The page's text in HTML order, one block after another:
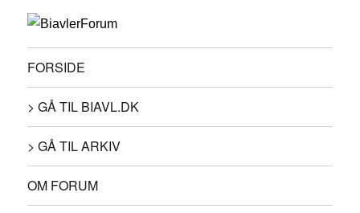
FORSIDE
> GÅ TIL BIAVL.DK
> GÅ TIL ARKIV
OM FORUM